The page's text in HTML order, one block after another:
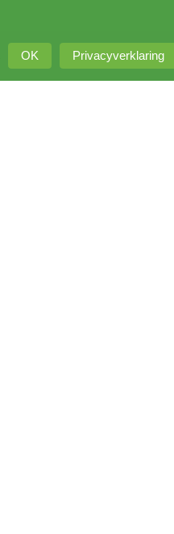
OK Privacyverklaring